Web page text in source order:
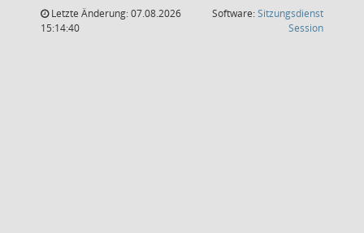
Letzte Änderung: 07.08.2026
15:14:40
Software:Sitzungsdienst
Session(Wird in